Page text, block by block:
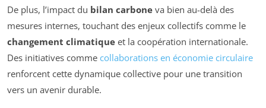
De plus, l’impact du bilan carbone va bien au-delà des
mesures internes, touchant des enjeux collectifs comme le
changement climatique et la coopération internationale.
Des initiatives comme collaborations en économie circulaire
renforcent cette dynamique collective pour une transition
vers un avenir durable.